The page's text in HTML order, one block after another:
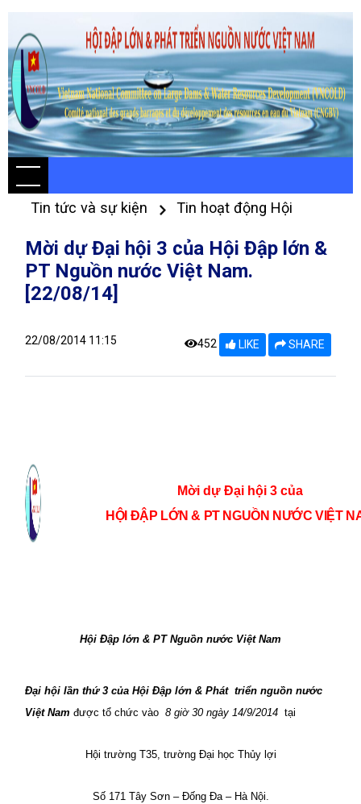
Tin tức và sự kiện Tin hoạt động Hội
Mời dự Đại hội 3 của Hội Đập lớn &
PT Nguồn nước Việt Nam.
[22/08/14]
22/08/2014 11:15 452 LIKE SHARE
Mời dự Đại hội 3 của
HỘI ĐẬP LỚN & PT NGUỒN NƯỚC VIỆT
Hội Đập lớn & PT Nguồn nước Việt Nam
Đại hội lần thứ 3 của Hội Đập lớn & Phát triển nguồn nước
Việt Nam được tổ chức vào 8 giờ 30 ngày 14/9/2014 tại
Hội trường T35, trường Đại học Thủy lợi
Số 171 Tây Sơn – Đống Đa – Hà Nội.